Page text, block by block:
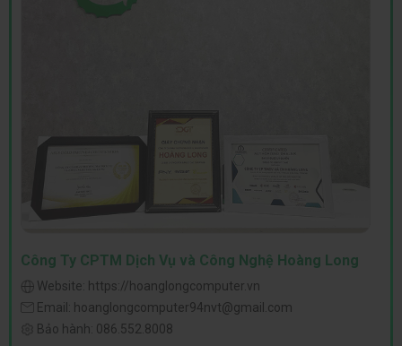
Công Ty CPTM Dịch Vụ và Công Nghệ Hoàng Long
Website: https://hoanglongcomputer.vn
Email: hoanglongcomputer94nvt@gmail.com
Bảo hành: 086.552.8008